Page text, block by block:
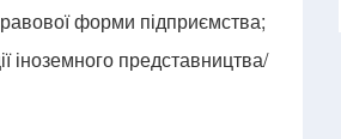
форми підприємства;
іноземного представництва/